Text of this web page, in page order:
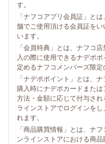
す。
「ナフコアプリ会員証」と
舗でご使用頂ける会員証を
います。
「会員特典」とは、ナフコ
入の際に使用できるナデポ
定めるナフコメンバーズ限定
「ナデポポイント」とは、
購入時にナデポカードまた
方法・金額に応じて付与さ
ラインストアでログインを
れます。
「商品購買情報」とは、ナ
ンラインストアにおける商